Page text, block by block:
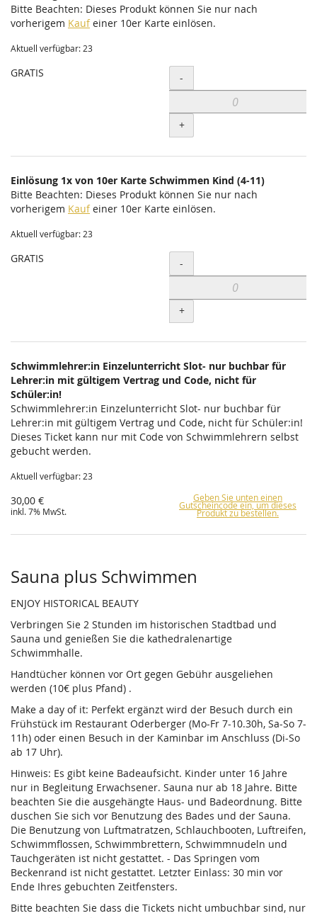
Bitte Beachten: Dieses Produkt können Sie nur nach
vorherigem Kaufeiner 10er Karte einlösen.
Aktuell verfügbar: 23
GRATIS Menge
-
+
Einlösung 1x von 10er Karte Schwimmen Kind (4-11)
Bitte Beachten: Dieses Produkt können Sie nur nach
vorherigem Kaufeiner 10er Karte einlösen.
Aktuell verfügbar: 23
GRATIS Menge
-
+
Schwimmlehrer:in Einzelunterricht Slot- nur buchbar für
Lehrer:in mit gültigem Vertrag und Code, nicht für
Schüler:in!
Schwimmlehrer:in Einzelunterricht Slot- nur buchbar für
Lehrer:in mit gültigem Vertrag und Code, nicht für Schüler:in!
Dieses Ticket kann nur mit Code von Schwimmlehrern selbst
gebucht werden.
Aktuell verfügbar: 23
30,00 €
inkl. 7% MwSt.
Geben Sie unten einen
Gutscheincode ein, um dieses
Produkt zu bestellen.
Sauna plus Schwimmen
ENJOY HISTORICAL BEAUTY
Verbringen Sie 2 Stunden im historischen Stadtbad und
Sauna und genießen Sie die kathedralenartige
Schwimmhalle.
Handtücher können vor Ort gegen Gebühr ausgeliehen
werden (10€ plus Pfand) .
Make a day of it: Perfekt ergänzt wird der Besuch durch ein
Frühstück im Restaurant Oderberger (Mo-Fr 7-10.30h, Sa-So 7-
11h) oder einen Besuch in der Kaminbar im Anschluss (Di-So
ab 17 Uhr).
Hinweis: Es gibt keine Badeaufsicht. Kinder unter 16 Jahre
nur in Begleitung Erwachsener. Sauna nur ab 18 Jahre. Bitte
beachten Sie die ausgehängte Haus- und Badeordnung. Bitte
duschen Sie sich vor Benutzung des Bades und der Sauna.
Die Benutzung von Luftmatratzen, Schlauchbooten, Luftreifen,
Schwimmflossen, Schwimmbrettern, Schwimmnudeln und
Tauchgeräten ist nicht gestattet. - Das Springen vom
Beckenrand ist nicht gestattet. Letzter Einlass: 30 min vor
Ende Ihres gebuchten Zeitfensters.
Bitte beachten Sie dass die Tickets nicht umbuchbar sind, nur